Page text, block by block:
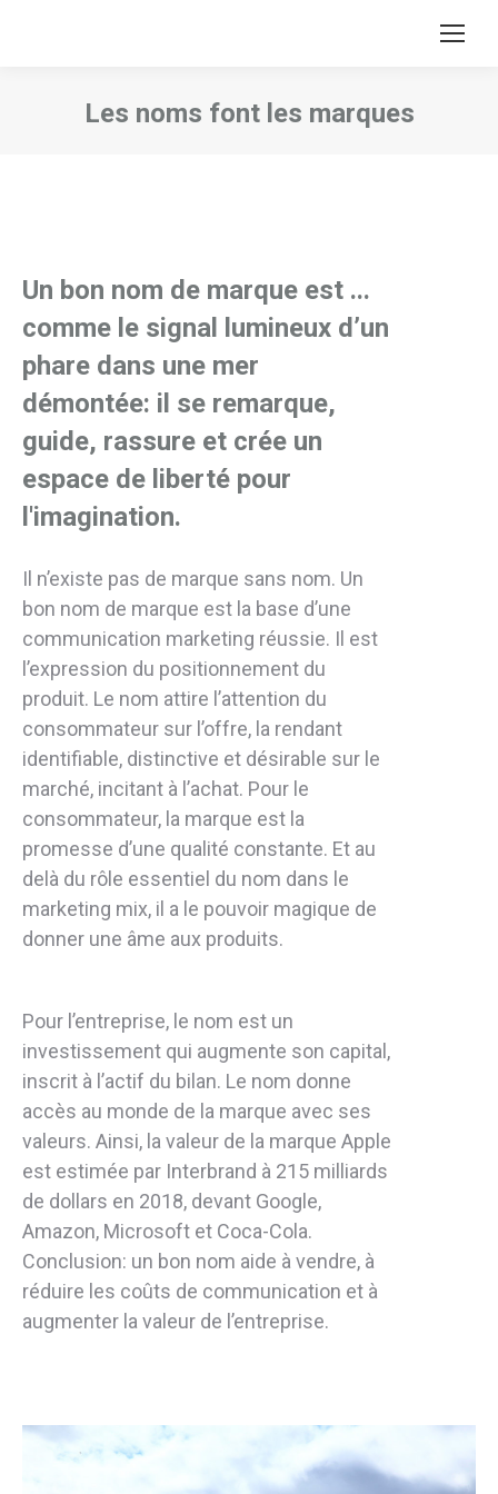
Les noms font les marques
Un bon nom de marque est ...
comme le signal lumineux d’un
phare dans une mer
démontée: il se remarque,
guide, rassure et crée un
espace de liberté pour
l'imagination.
Il n’existe pas de marque sans nom. Un
bon nom de marque est la base d’une
communication marketing réussie. Il est
l’expression du positionnement du
produit. Le nom attire l’attention du
consommateur sur l’offre, la rendant
identifiable, distinctive et désirable sur le
marché, incitant à l’achat. Pour le
consommateur, la marque est la
promesse d’une qualité constante. Et au
delà du rôle essentiel du nom dans le
marketing mix, il a le pouvoir magique de
donner une âme aux produits.
Pour l’entreprise, le nom est un
investissement qui augmente son capital,
inscrit à l’actif du bilan. Le nom donne
accès au monde de la marque avec ses
valeurs. Ainsi, la valeur de la marque Apple
est estimée par Interbrand à 215 milliards
de dollars en 2018, devant Google,
Amazon, Microsoft et Coca-Cola.
Conclusion: un bon nom aide à vendre, à
réduire les coûts de communication et à
augmenter la valeur de l’entreprise.